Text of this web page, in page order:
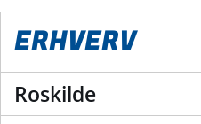
ERHVERV
Roskilde